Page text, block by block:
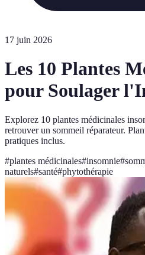
17 juin 2026
Les 10 Plantes
pour Soulager
Explorez 10 plantes médicinales
retrouver un sommeil réparateur.
pratiques inclus.
#plantes médicinales#insomnie#
naturels#santé#phytothérapie